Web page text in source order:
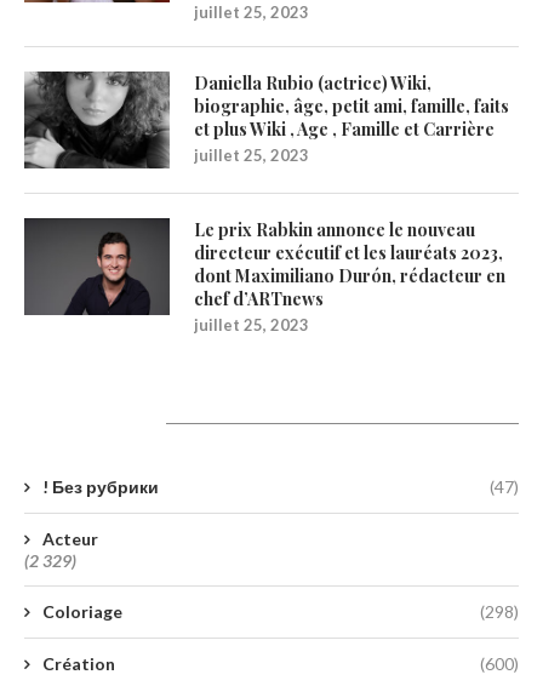
juillet 25, 2023
Daniella Rubio (actrice) Wiki,
biographie, âge, petit ami, famille, faits
et plus Wiki , Age , Famille et Carrière
juillet 25, 2023
Le prix Rabkin annonce le nouveau
directeur exécutif et les lauréats 2023,
dont Maximiliano Durón, rédacteur en
chef d’ARTnews
juillet 25, 2023
! Без рубрики (47)
Acteur
(2 329)
Coloriage (298)
Création (600)